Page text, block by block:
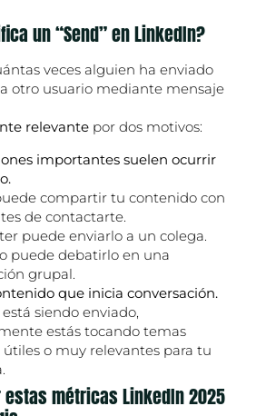
un “Send” en LinkedIn?
veces alguien ha enviado
otro usuario mediante mensaje
relevantepor dos motivos:
importantes suelen ocurrir
compartir tu contenido con
de contactarte.
puede enviarlo a un colega.
puede debatirlo en una
grupal.
que inicia conversación.
siendo enviado,
estás tocando temas
útiles o muy relevantes para tu
estas métricas LinkedIn 2025